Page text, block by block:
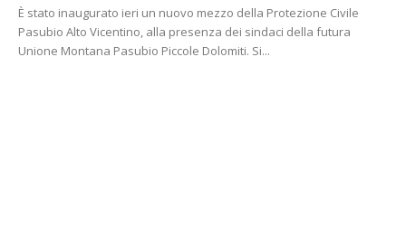
È stato inaugurato ieri un nuovo mezzo della Protezione Civile
Pasubio Alto Vicentino, alla presenza dei sindaci della futura
Unione Montana Pasubio Piccole Dolomiti. Si...